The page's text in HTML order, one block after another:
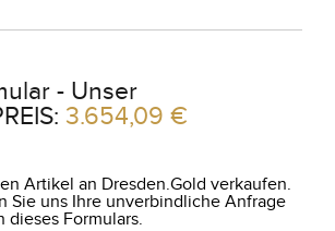
- Unser
3.654,09 €
Artikel an Dresden.Gold verkaufen.
Sie uns Ihre unverbindliche Anfrage
dieses Formulars.